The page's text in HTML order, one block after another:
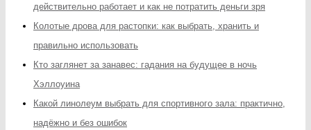
действительно работает и как не потратить деньги зря
Колотые дрова для растопки: как выбрать, хранить и
правильно использовать
Кто заглянет за занавес: гадания на будущее в ночь
Хэллоуина
Какой линолеум выбрать для спортивного зала: практично,
надёжно и без ошибок